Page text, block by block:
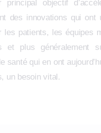
principal objectif
des innovations qui ont
les patients, les équipes
et plus généralement
santé qui en ont
un besoin vital.